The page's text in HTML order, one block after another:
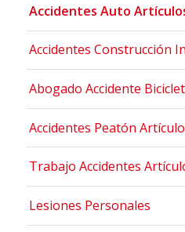
Accidentes Auto
Accidentes Construcción
Abogado Accidente
Accidentes Peatón
Trabajo Accidentes
Lesiones Personales